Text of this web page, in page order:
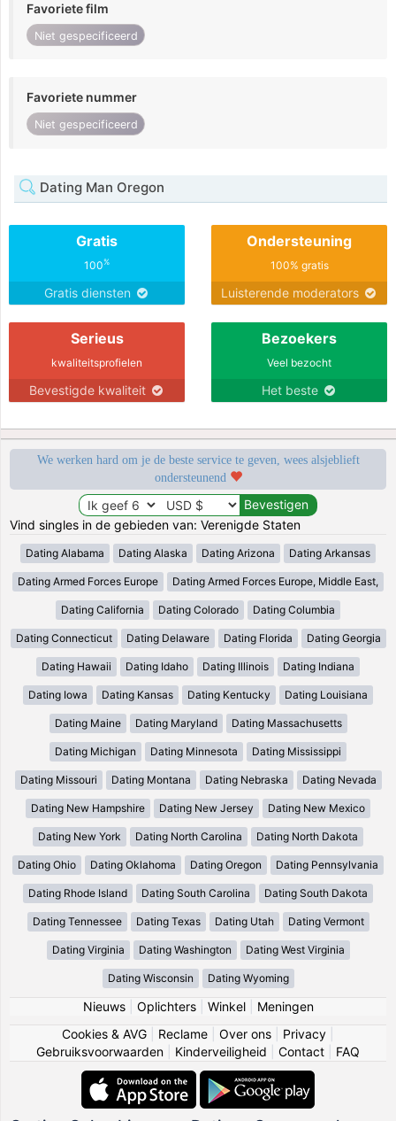
Favoriete film
Niet gespecificeerd
Favoriete nummer
Niet gespecificeerd
Dating Man Oregon
Gratis
100%
Gratis diensten
Ondersteuning
100% gratis
Luisterende moderators
Serieus
kwaliteitsprofielen
Bevestigde kwaliteit
Bezoekers
Veel bezocht
Het beste
We werken hard om je de beste service te geven, wees alsjeblieft
ondersteunend
Vind singles in de gebieden van: Verenigde Staten
Dating Alabama Dating Alaska Dating Arizona Dating Arkansas
Dating Armed Forces Europe Dating Armed Forces Europe, Middle East,
Dating California Dating Colorado Dating Columbia
Dating Connecticut Dating Delaware Dating Florida Dating Georgia
Dating Hawaii Dating Idaho Dating Illinois Dating Indiana
Dating Iowa Dating Kansas Dating Kentucky Dating Louisiana
Dating Maine Dating Maryland Dating Massachusetts
Dating Michigan Dating Minnesota Dating Mississippi
Dating Missouri Dating Montana Dating Nebraska Dating Nevada
Dating New Hampshire Dating New Jersey Dating New Mexico
Dating New York Dating North Carolina Dating North Dakota
Dating Ohio Dating Oklahoma Dating Oregon Dating Pennsylvania
Dating Rhode Island Dating South Carolina Dating South Dakota
Dating Tennessee Dating Texas Dating Utah Dating Vermont
Dating Virginia Dating Washington Dating West Virginia
Dating Wisconsin Dating Wyoming
Nieuws| Oplichters| Winkel| Meningen
Cookies & AVG
Reclame Over ons Privacy
Gebruiksvoorwaarden
Kinderveiligheid Contact FAQ